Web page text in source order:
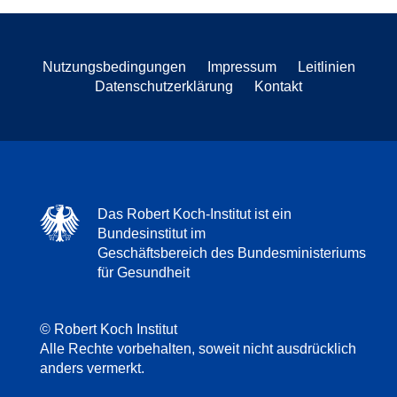
Nutzungsbedingungen Impressum
Leitlinien
Datenschutzerklärung
Kontakt
Das Robert Koch-Institut ist ein
Bundesinstitut im
Geschäftsbereich des Bundesministeriums
für Gesundheit
© Robert Koch Institut
Alle Rechte vorbehalten, soweit nicht ausdrücklich
anders vermerkt.